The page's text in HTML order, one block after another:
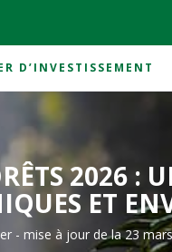
D’INVESTISSEMENT
cœur des équilibres
2026 :
ET
- mise à jour de la 23